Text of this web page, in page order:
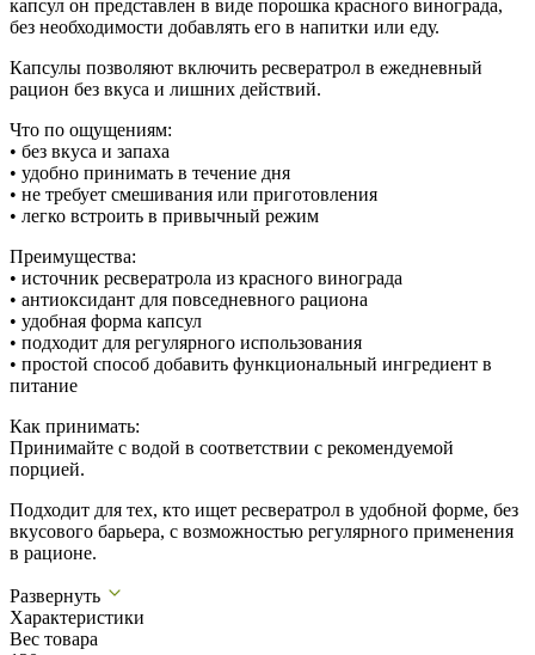
капсул он представлен в виде порошка красного винограда,
без необходимости добавлять его в напитки или еду.
Капсулы позволяют включить ресвератрол в ежедневный
рацион без вкуса и лишних действий.
Что по ощущениям:
• без вкуса и запаха
• удобно принимать в течение дня
• не требует смешивания или приготовления
• легко встроить в привычный режим
Преимущества:
• источник ресвератрола из красного винограда
• антиоксидант для повседневного рациона
• удобная форма капсул
• подходит для регулярного использования
• простой способ добавить функциональный ингредиент в
питание
Как принимать:
Принимайте с водой в соответствии с рекомендуемой
порцией.
Подходит для тех, кто ищет ресвератрол в удобной форме, без
вкусового барьера, с возможностью регулярного применения
в рационе.
Развернуть
Характеристики
Вес товара